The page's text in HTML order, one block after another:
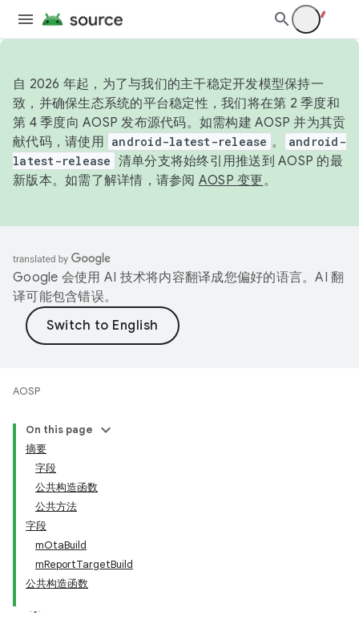
自 2026 年起，为了与我们的主干稳定开发模型保持一
致，并确保生态系统的平台稳定性，我们将在第 2 季度和
第 4 季度向 AOSP 发布源代码。如需构建 AOSP 并为其贡
献代码，请使用 android-latest-release 。
android-
latest-release 清单分支将始终引用推送到 AOSP 的最
新版本。如需了解详情，请参阅 AOSP 变更。
Google 会使用 AI 技术将内容翻译成您偏好的语言。AI 翻
译可能包含错误。
AOSP
On this page
摘要
字段
公共构造函数
公共方法
字段
mOtaBuild
mReportTargetBuild
公共构造函数